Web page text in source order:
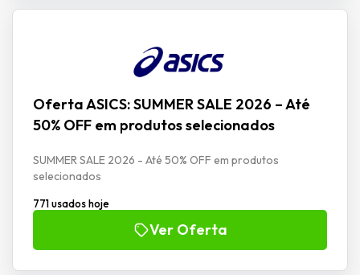
Oferta ASICS: SUMMER SALE 2026 – Até
50% OFF em produtos selecionados
SUMMER SALE 2026 - Até 50% OFF em produtos
selecionados
771 usados hoje
Ver Oferta